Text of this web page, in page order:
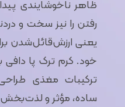
ظاهر ناخوشایندی
رفتن را نیز سخت و
یعنی ارزش‌قائل‌شدن
خود. کرم ترک پا
ترکیبات مغذی
ساده، مؤثر و